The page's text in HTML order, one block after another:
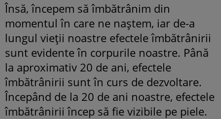
Însă, începem să îmbătrânim din
momentul în care ne naștem, iar de-a
lungul vieții noastre efectele îmbătrânirii
sunt evidente în corpurile noastre. Până
la aproximativ 20 de ani, efectele
îmbătrânirii sunt în curs de dezvoltare.
Începând de la 20 de ani noastre, efectele
îmbătrânirii încep să fie vizibile pe piele.